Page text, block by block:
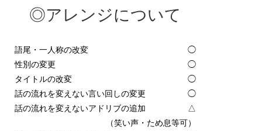
◎アレンジについて
語尾・一人称の改変
◯
性別の変更
◯
タイトルの改変
◯
話の流れを変えない言い回しの変更
◯
話の流れを変えないアドリブの追加
△
（笑い声・ため息等可）